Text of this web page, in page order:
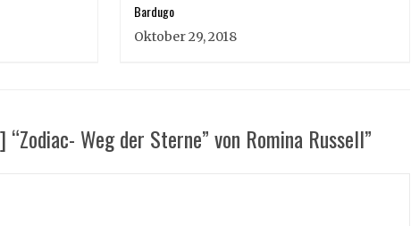
Bardugo
Oktober 29, 2018
Weg der Sterne” von Romina Russell”